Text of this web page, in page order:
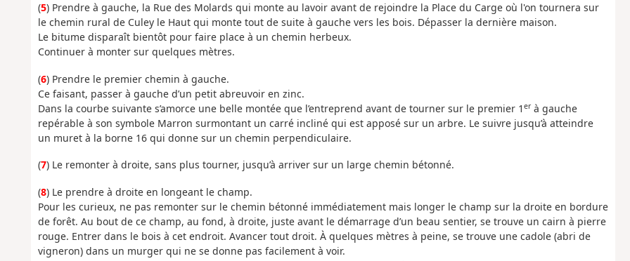
(5) Prendre à gauche, la Rue des Molards qui monte au lavoir avant de rejoindre la Place du Carge où l'on tournera sur
le chemin rural de Culey le Haut qui monte tout de suite à gauche vers les bois. Dépasser la dernière maison.
Le bitume disparaît bientôt pour faire place à un chemin herbeux.
Continuer à monter sur quelques mètres.
(6) Prendre le premier chemin à gauche.
Ce faisant, passer à gauche d’un petit abreuvoir en zinc.
Dans la courbe suivante s’amorce une belle montée que l’entreprend avant de tourner sur le premier 1 erà gauche
repérable à son symbole Marron surmontant un carré incliné qui est apposé sur un arbre. Le suivre jusqu’à atteindre
un muret à la borne 16 qui donne sur un chemin perpendiculaire.
(7) Le remonter à droite, sans plus tourner, jusqu’à arriver sur un large chemin bétonné.
(8) Le prendre à droite en longeant le champ.
Pour les curieux, ne pas remonter sur le chemin bétonné immédiatement mais longer le champ sur la droite en bordure
de forêt. Au bout de ce champ, au fond, à droite, juste avant le démarrage d’un beau sentier, se trouve un cairn à pierre
rouge. Entrer dans le bois à cet endroit. Avancer tout droit. À quelques mètres à peine, se trouve une cadole (abri de
vigneron) dans un murger qui ne se donne pas facilement à voir.